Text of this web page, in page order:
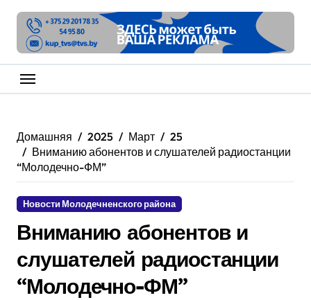
Домашняя 2025 Март
25
Вниманию абонентов и слушателей радиостанции
“Молодечно-ФМ”
Новости Молодечненского района
Вниманию абонентов и
слушателей радиостанции
“Молодечно-ФМ”